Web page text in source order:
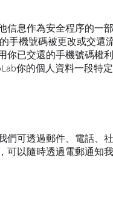
息作為安全程序的一
手機號碼被更改或交還
已交還的手機號碼權
你的個人資料一段特
們可透過郵件、電話
可以隨時透過電郵通知